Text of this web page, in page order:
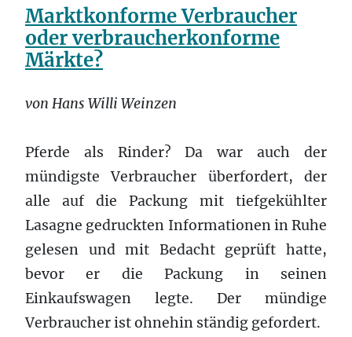
Marktkonforme Verbraucher
oder verbraucherkonforme
Märkte?
von Hans Willi Weinzen
Pferde als Rinder? Da war auch der
mündigste Verbraucher überfordert, der
alle auf die Packung mit tiefgekühlter
Lasagne gedruckten Informationen in Ruhe
gelesen und mit Bedacht geprüft hatte,
bevor er die Packung in seinen
Einkaufswagen legte. Der mündige
Verbraucher ist ohnehin ständig gefordert.